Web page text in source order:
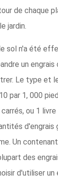
de chaque
jardin.
sol n'a été
un
Le type et
par 1, 000
ou 1
d'engrais
Un
des
d'utiliser un